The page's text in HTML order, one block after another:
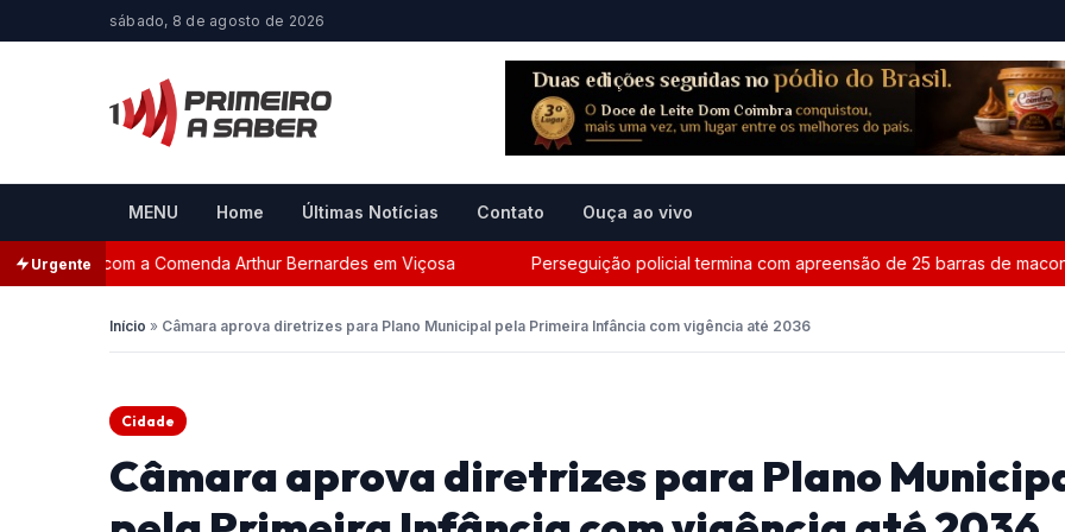
sábado, 8 de agosto de 2026
MENU Home Últimas Notícias Contato Ouça ao vivo
Urgentecom a Comenda Arthur Bernardes em Viçosa Perseguição policial termina com apreensão de 25 barras de maconha
Início » Câmara aprova diretrizes para Plano Municipal pela Primeira Infância com vigência até 2036
Cidade
Câmara aprova diretrizes para Plano